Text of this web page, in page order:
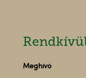
Meghívó